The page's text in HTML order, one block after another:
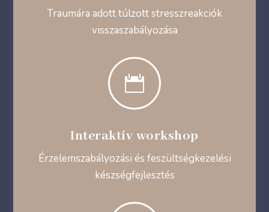
Traumára adott túlzott stresszreakciók
visszaszabályozása

Interaktív workshop
Érzelemszabályozási és feszültségkezelési
készségfejlesztés